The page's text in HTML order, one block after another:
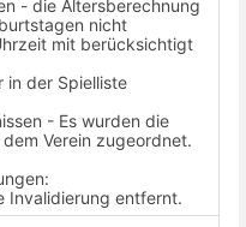
- die Altersberechnung
nicht
mit berücksichtigt
in der Spielliste
- Es wurden die
Verein zugeordnet.
Invalidierung entfernt.